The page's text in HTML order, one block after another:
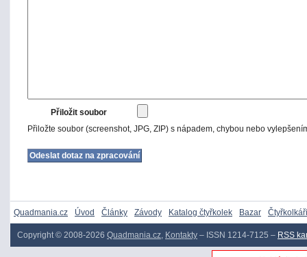
Přiložit soubor
Přiložte soubor (screenshot, JPG, ZIP) s nápadem, chybou nebo
Quadmania.cz Úvod Články Závody Katalog čtyřkolek Bazar Čtyřkolkáři
Copyright © 2008-2026 Quadmania.cz, Kontakty – ISSN 1214-7125 – RSS